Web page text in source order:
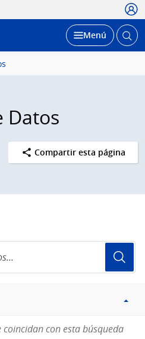
Desplegar
Menú Abrir
Datos
Compartir esta página
con esta búsqueda